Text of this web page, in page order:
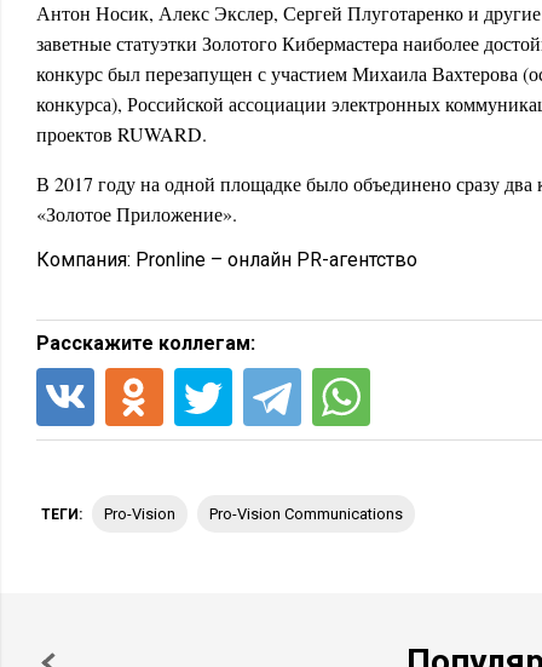
Антон Носик, Алекс Экслер, Сергей Плуготаренко и другие
заветные статуэтки Золотого Кибермастера наиболее
конкурс был перезапущен с участием Михаила Вахтерова
конкурса), Российской ассоциации электронных
проектов RUWARD.
В 2017 году на одной площадке было объединено сразу два
«Золотое Приложение».
Компания: Pronline – онлайн PR-агентство
Расскажите коллегам:
ТЕГИ: Pro-Vision Pro-Vision Communications